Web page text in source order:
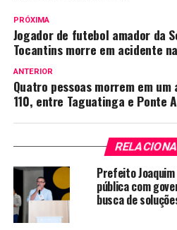
PRÓXIMA
Jogador de futebol amador da
Tocantins morre em acidente
ANTERIOR
Quatro pessoas morrem em
110, entre Taguatinga e Ponte
Prefeito
pública com
busca de